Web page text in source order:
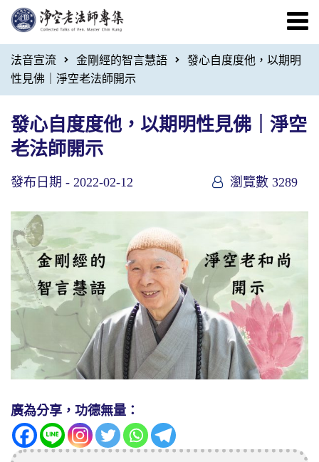
法音宣流 金剛經的智言慧語
發心自度度他，以期明
性見佛｜淨空老法師開示
發心自度度他，以期明性見佛｜淨空
老法師開示
發布日期 - 2022-02-12 瀏覽數 3289
廣為分享，功德無量：